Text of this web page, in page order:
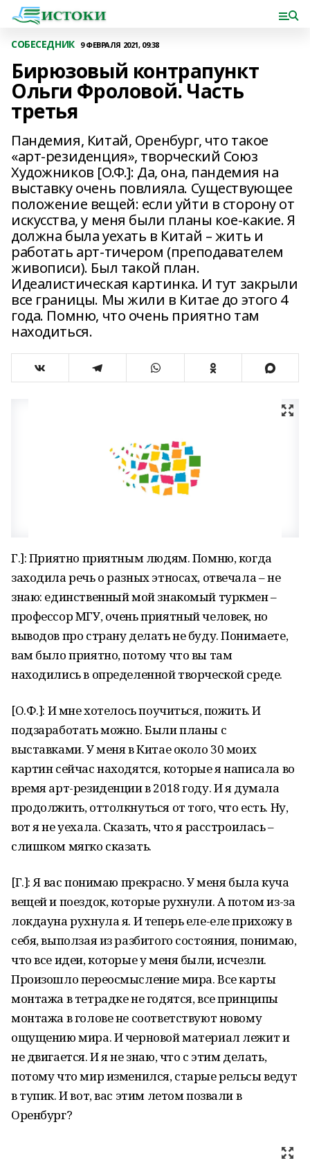
СОБЕСЕДНИК 9 ФЕВРАЛЯ 2021, 09:38
Бирюзовый контрапункт
Ольги Фроловой. Часть
третья
Пандемия, Китай, Оренбург, что такое
«арт-резиденция», творческий Союз
Художников [О.Ф.]: Да, она, пандемия на
выставку очень повлияла. Существующее
положение вещей: если уйти в сторону от
искусства, у меня были планы кое-какие. Я
должна была уехать в Китай – жить и
работать арт-тичером (преподавателем
живописи). Был такой план.
Идеалистическая картинка. И тут закрыли
все границы. Мы жили в Китае до этого 4
года. Помню, что очень приятно там
находиться.
Г.]: Приятно приятным людям. Помню, когда
заходила речь о разных этносах, отвечала – не
знаю: единственный мой знакомый туркмен –
профессор МГУ, очень приятный человек, но
выводов про страну делать не буду. Понимаете,
вам было приятно, потому что вы там
находились в определенной творческой среде.
[О.Ф.]: И мне хотелось поучиться, пожить. И
подзаработать можно. Были планы с
выставками. У меня в Китае около 30 моих
картин сейчас находятся, которые я написала во
время арт-резиденции в 2018 году. И я думала
продолжить, оттолкнуться от того, что есть. Ну,
вот я не уехала. Сказать, что я расстроилась –
слишком мягко сказать.
[Г.]: Я вас понимаю прекрасно. У меня была куча
вещей и поездок, которые рухнули. А потом из-за
локдауна рухнула я. И теперь еле-еле прихожу в
себя, выползая из разбитого состояния, понимаю,
что все идеи, которые у меня были, исчезли.
Произошло переосмысление мира. Все карты
монтажа в тетрадке не годятся, все принципы
монтажа в голове не соответствуют новому
ощущению мира. И черновой материал лежит и
не двигается. И я не знаю, что с этим делать,
потому что мир изменился, старые рельсы ведут
в тупик. И вот, вас этим летом позвали в
Оренбург?